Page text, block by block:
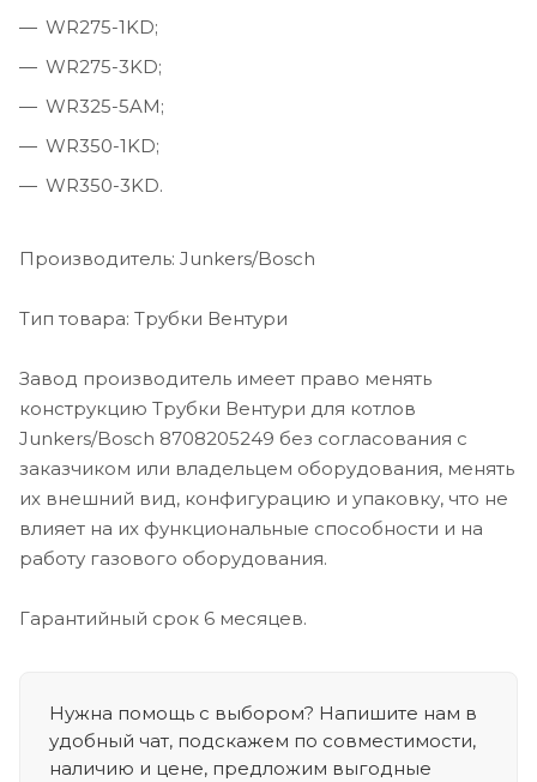
WR275-1KD;
WR275-3KD;
WR325-5AM;
WR350-1KD;
WR350-3KD.
Производитель: Junkers/Bosch
Тип товара: Трубки Вентури
Завод производитель имеет право менять
конструкцию Трубки Вентури для котлов
Junkers/Bosch 8708205249 без согласования с
заказчиком или владельцем оборудования, менять
их внешний вид, конфигурацию и упаковку, что не
влияет на их функциональные способности и на
работу газового оборудования.
Гарантийный срок 6 месяцев.
Нужна помощь с выбором? Напишите нам в
удобный чат, подскажем по совместимости,
наличию и цене, предложим выгодные